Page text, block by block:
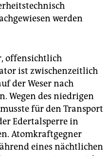
werden
offensichtlich
ist zwischenzeitlich
der Weser nach
Wegen des niedrigen
für den Transport
Edertalsperre in
Atomkraftgegner
eines nächtlichen